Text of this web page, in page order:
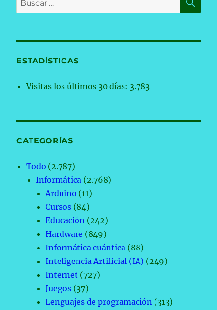
por:
ESTADÍSTICAS
Visitas los últimos 30 días: 3.783
CATEGORÍAS
Todo (2.787)
Informática (2.768)
Arduino (11)
Cursos (84)
Educación (242)
Hardware (849)
Informática cuántica (88)
Inteligencia Artificial (IA) (249)
Internet (727)
Juegos (37)
Lenguajes de programación (313)